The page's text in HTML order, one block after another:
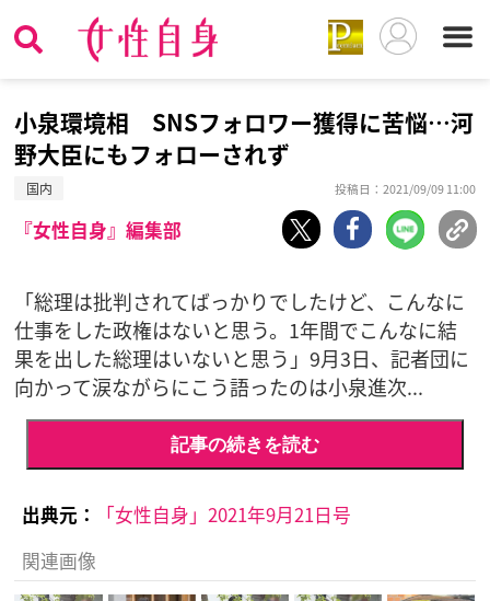
小泉環境相 SNSフォロワー獲得に苦悩…河
野大臣にもフォローされず
国内 投稿日：2021/09/09 11:00
『女性自身』編集部
「総理は批判されてばっかりでしたけど、こんなに
仕事をした政権はないと思う。1年間でこんなに結
果を出した総理はいないと思う」9月3日、記者団に
向かって涙ながらにこう語ったのは小泉進次...
記事の続きを読む
出典元：
「女性自身」2021年9月21日号
関連画像